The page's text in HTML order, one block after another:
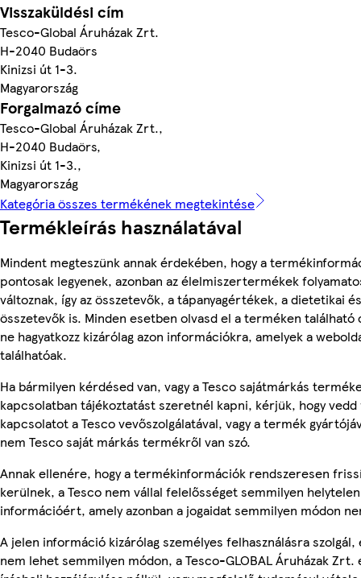
Visszaküldési cím
Tesco-Global Áruházak Zrt.
H-2040 Budaörs
Kinizsi út 1-3.
Magyarország
Forgalmazó címe
Tesco-Global Áruházak Zrt.,
H-2040 Budaörs,
Kinizsi út 1-3.,
Magyarország
Kategória összes termékének megtekintése
Termékleírás használatával
Mindent megteszünk annak érdekében, hogy a
pontosak legyenek, azonban az élelmiszertermékek
változnak, így az összetevők, a tápanyagértékek, a dietetikai
összetevők is. Minden esetben olvasd el a terméken található
ne hagyatkozz kizárólag azon információkra, amelyek a
találhatóak.
Ha bármilyen kérdésed van, vagy a Tesco sajátmárkás
kapcsolatban tájékoztatást szeretnél kapni, kérjük, hogy vedd
kapcsolatot a Tesco vevőszolgálatával, vagy a termék
nem Tesco saját márkás termékről van szó.
Annak ellenére, hogy a termékinformációk rendszeresen
kerülnek, a Tesco nem vállal felelősséget semmilyen helytelen
információért, amely azonban a jogaidat semmilyen módon
A jelen információ kizárólag személyes felhasználásra szolgál,
nem lehet semmilyen módon, a Tesco-GLOBAL Áruházak Zrt.